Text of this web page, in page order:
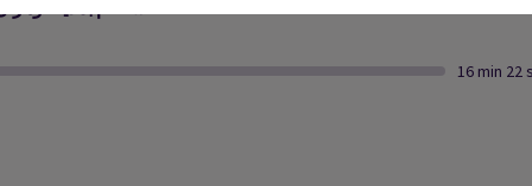
16 min 22